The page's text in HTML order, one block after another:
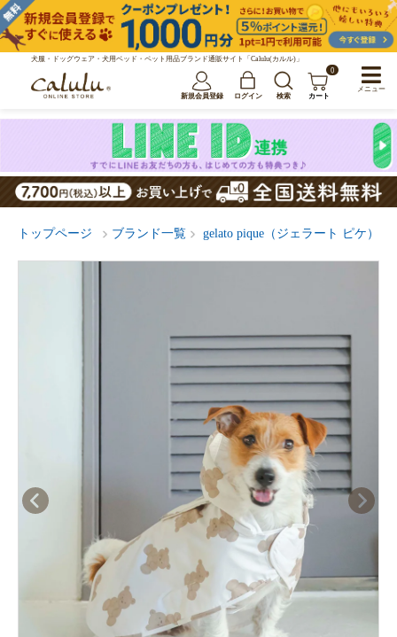
犬服・ドッグウェア・犬用ベッド・ペット用品ブランド通販サイト「Calulu(カルル)」
新規会員登録 ログイン 検索
0
カート
トップページ ブランド一覧 gelato pique（ジェラート ピケ）
メニュー